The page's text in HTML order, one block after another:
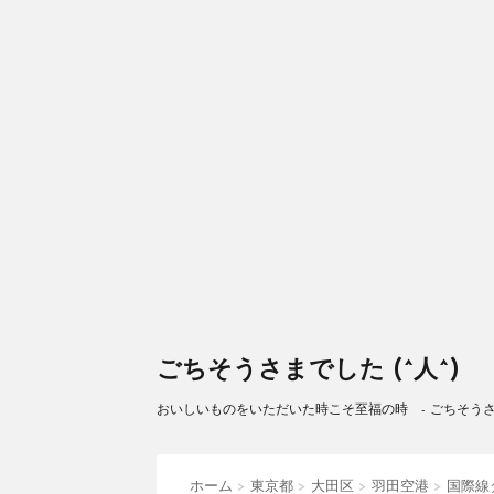
ごちそうさまでした (^人^)
おいしいものをいただいた時こそ至福の時 - ごちそう
ホーム > 東京都 > 大田区 > 羽田空港 > 国際線